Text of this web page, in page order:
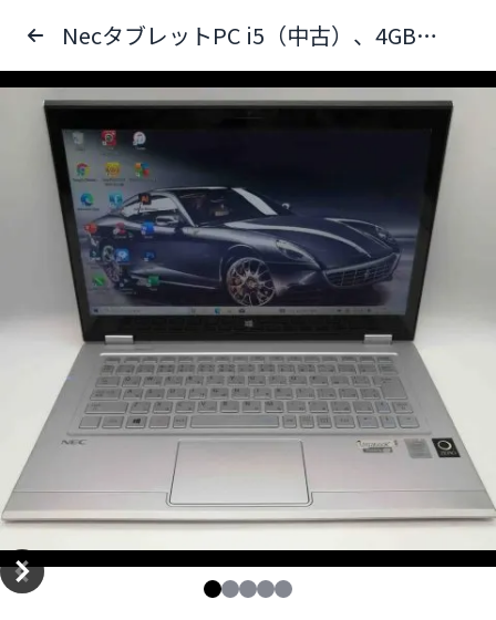
NecタブレットPC i5（中古）、4GBのメモリ、SSD128GB